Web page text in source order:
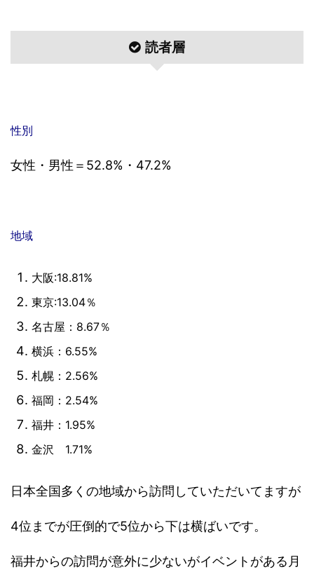
読者層
性別
女性・男性＝52.8%・47.2%
地域
大阪:18.81%
東京:13.04％
名古屋：8.67％
横浜：6.55%
札幌：2.56%
福岡：2.54%
福井：1.95%
金沢 1.71%
日本全国多くの地域から訪問していただいてますが
4位までが圧倒的で5位から下は横ばいです。
福井からの訪問が意外に少ないがイベントがある月